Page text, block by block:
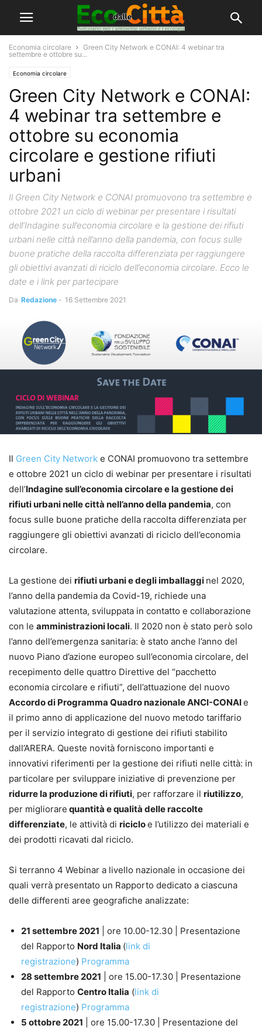
Economia circolare
Green City Network e CONAI: 4 webinar tra
settembre e ottobre su...
Economia circolare
Green City Network e CONAI:
4 webinar tra settembre e
ottobre su economia
circolare e gestione rifiuti
urbani
Il Green City Network e CONAI promuovono tra settembre e
ottobre 2021 un ciclo di webinar per presentare i risultati
dell’Indagine sull’economia circolare e la gestione dei rifiuti
urbani nelle città nell’anno della pandemia, con focus sulle
buone pratiche della raccolta differenziata per raggiungere
gli obiettivi avanzati di riciclo dell’economia circolare. Ecco le
date e i link per partecipare
Da Redazione - 16 Settembre 2021
Il Green City Network e CONAI promuovono tra settembre
e ottobre 2021 un ciclo di webinar per presentare i risultati
dell’Indagine sull’economia circolare e la gestione dei
rifiuti urbani nelle città nell’anno della pandemia, con
focus sulle buone pratiche della raccolta differenziata per
raggiungere gli obiettivi avanzati di riciclo dell’economia
circolare.
La gestione dei rifiuti urbani e degli imballaggi nel 2020,
l’anno della pandemia da Covid-19, richiede una
valutazione attenta, sviluppata in contatto e collaborazione
con le amministrazioni locali. Il 2020 non è stato però solo
l’anno dell’emergenza sanitaria: è stato anche l’anno del
nuovo Piano d’azione europeo sull’economia circolare, del
recepimento delle quattro Direttive del “pacchetto
economia circolare e rifiuti”, dell’attuazione del nuovo
Accordo di Programma Quadro nazionale ANCI-CONAIe
il primo anno di applicazione del nuovo metodo tariffario
per il servizio integrato di gestione dei rifiuti stabilito
dall’ARERA. Queste novità forniscono importanti e
innovativi riferimenti per la gestione dei rifiuti nelle città: in
particolare per sviluppare iniziative di prevenzione per
ridurre la produzione di rifiuti, per rafforzare il riutilizzo,
per migliorare quantità e qualità delle raccolte
differenziate, le attività di ricicloe l’utilizzo dei materiali e
dei prodotti ricavati dal riciclo.
Si terranno 4 Webinar a livello nazionale in occasione dei
quali verrà presentato un Rapporto dedicato a ciascuna
delle differenti aree geografiche analizzate:
21 settembre 2021 | ore 10.00-12.30 | Presentazione
del Rapporto Nord Italia (link di
registrazione) Programma
28 settembre 2021 | ore 15.00-17.30 | Presentazione
del Rapporto Centro Italia (link di
registrazione) Programma
5 ottobre 2021 | ore 15.00-17.30 | Presentazione del